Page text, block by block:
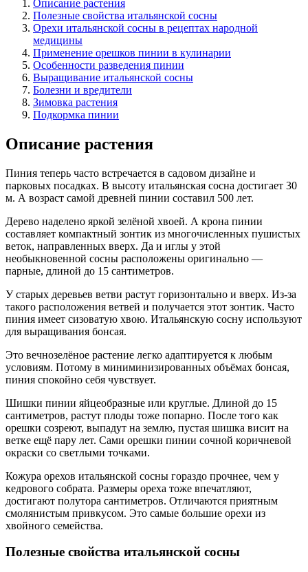
Описание растения
Полезные свойства итальянской сосны
Орехи итальянской сосны в рецептах народной
медицины
Применение орешков пинии в кулинарии
Особенности разведения пинии
Выращивание итальянской сосны
Болезни и вредители
Зимовка растения
Подкормка пинии
Описание растения
Пиния теперь часто встречается в садовом дизайне и
парковых посадках. В высоту итальянская сосна достигает 30
м. А возраст самой древней пинии составил 500 лет.
Дерево наделено яркой зелёной хвоей. А крона пинии
составляет компактный зонтик из многочисленных пушистых
веток, направленных вверх. Да и иглы у этой
необыкновенной сосны расположены оригинально —
парные, длиной до 15 сантиметров.
У старых деревьев ветви растут горизонтально и вверх. Из-за
такого расположения ветвей и получается этот зонтик. Часто
пиния имеет сизоватую хвою. Итальянскую сосну используют
для выращивания бонсая.
Это вечнозелёное растение легко адаптируется к любым
условиям. Потому в миниминизированных объёмах бонсая,
пиния спокойно себя чувствует.
Шишки пинии яйцеобразные или круглые. Длиной до 15
сантиметров, растут плоды тоже попарно. После того как
орешки созреют, выпадут на землю, пустая шишка висит на
ветке ещё пару лет. Сами орешки пинии сочной коричневой
окраски со светлыми точками.
Кожура орехов итальянской сосны гораздо прочнее, чем у
кедрового собрата. Размеры ореха тоже впечатляют,
достигают полутора сантиметров. Отличаются приятным
смолянистым привкусом. Это самые большие орехи из
хвойного семейства.
Полезные свойства итальянской сосны